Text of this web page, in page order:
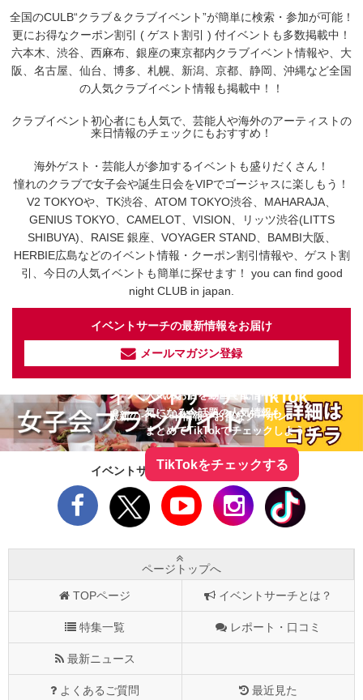
全国のCULB“クラブ＆クラブイベント”が簡単に検索・参加が可能！
更にお得なクーポン割引 ( ゲスト割引 ) 付イベントも多数掲載中！
六本木、渋谷、西麻布、銀座の東京都内クラブイベント情報や、大
阪、名古屋、仙台、博多、札幌、新潟、京都、静岡、沖縄など全国
の人気クラブイベント情報も掲載中！！
クラブイベント初心者にも人気で、芸能人や海外のアーティストの
来日情報のチェックにもおすすめ！
海外ゲスト・芸能人が参加するイベントも盛りだくさん！
憧れのクラブで女子会や誕生日会をVIPでゴージャスに楽しもう！
V2 TOKYOや、TK渋谷、ATOM TOKYO渋谷、MAHARAJA、
GENIUS TOKYO、CAMELOT、VISION、リッツ渋谷(LITTS
SHIBUYA)、RAISE 銀座、VOYAGER STAND、BAMBI大阪、
HERBIE広島などのイベント情報・クーポン割引情報や、ゲスト割
引、今日の人気イベントも簡単に探せます！ you can find good
night CLUB in japan.
イベントサーチの最新情報をお届け
メールマガジン登録
イベントサーチ - TikTok
最新のイベント情報やお得なクーポン
人気のお店を動画で配信中！
気になる今話題の人気情報も
まとめてTikTokでチェックしよう！
TikTokをチェックする
イベントサーチをフォローしよう！
ページトップへ
TOPページ イベントサーチとは？
特集一覧 レポート・口コミ
最新ニュース
よくあるご質問 最近見た